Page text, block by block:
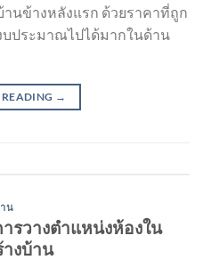
นข้างหลังแรก ด้วยราคาที่ถูก
ประมาณไปได้มากในด้าน
→
น
รวางตำแหน่งห้องใน
งบ้าน